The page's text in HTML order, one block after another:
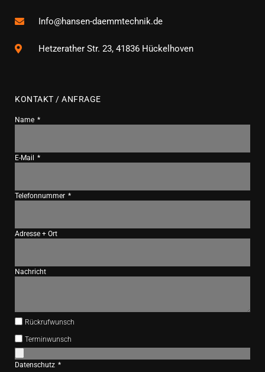
Info@hansen-daemmtechnik.de
Hetzerather Str. 23, 41836 Hückelhoven
KONTAKT / ANFRAGE
Name
E-Mail
Telefonnummer
Adresse + Ort
Nachricht
Rückrufwunsch
Terminwunsch
Datenschutz